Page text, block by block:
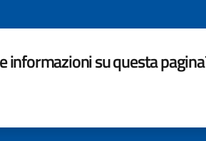
informazioni su questa